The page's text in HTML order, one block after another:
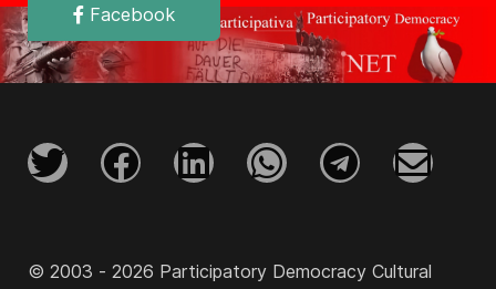
Facebook
© 2003 - 2026 Participatory Democracy Cultural